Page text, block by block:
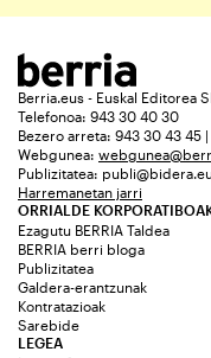
Berria.eus - Euskal Editorea
Telefonoa: 943 30 40 30
Bezero arreta: 943 30 43 45
Webgunea:
Publizitatea:
Harremanetan jarri
ORRIALDE
Ezagutu BERRIA Taldea
BERRIA berri bloga
Publizitatea
Galdera-erantzunak
Kontratazioak
Sarebide
LEGEA